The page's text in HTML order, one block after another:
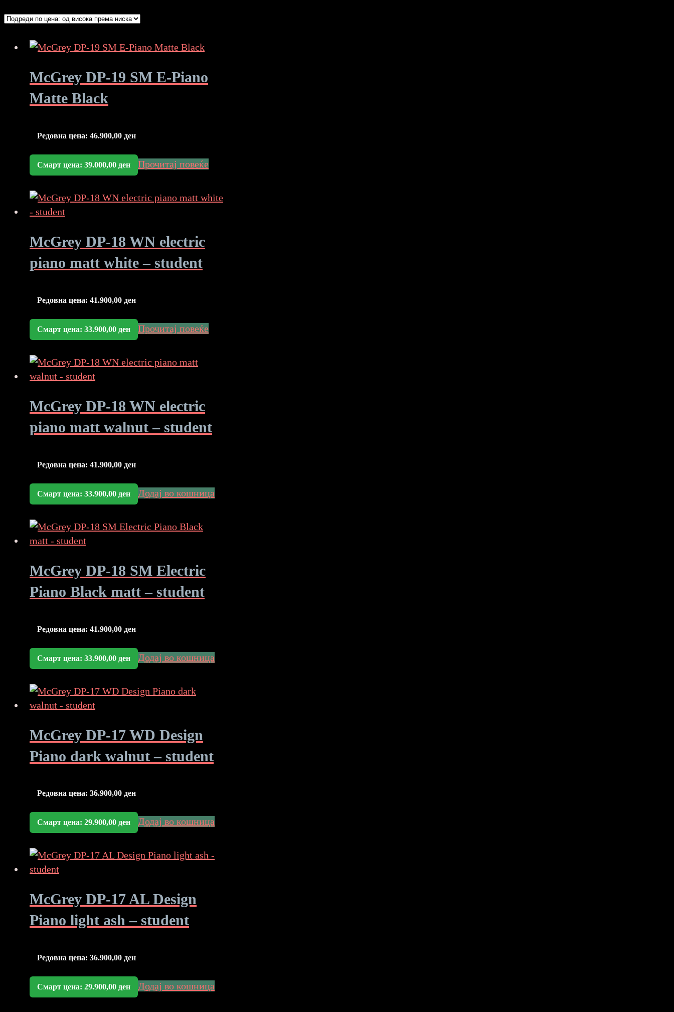
price:
to
McGrey DP-19 SM E-Piano
Matte Black
Редовна цена: 46.900,00 ден
Смарт цена: 39.000,00 ден Прочитај повеќе
McGrey DP-18 WN electric
piano matt white – student
Редовна цена: 41.900,00 ден
Смарт цена: 33.900,00 ден Прочитај повеќе
McGrey DP-18 WN electric
piano matt walnut – student
Редовна цена: 41.900,00 ден
Смарт цена: 33.900,00 ден Додај во кошница
McGrey DP-18 SM Electric
Piano Black matt – student
Редовна цена: 41.900,00 ден
Смарт цена: 33.900,00 ден Додај во кошница
McGrey DP-17 WD Design
Piano dark walnut – student
Редовна цена: 36.900,00 ден
Смарт цена: 29.900,00 ден Додај во кошница
McGrey DP-17 AL Design
Piano light ash – student
Редовна цена: 36.900,00 ден
Смарт цена: 29.900,00 ден Додај во кошница